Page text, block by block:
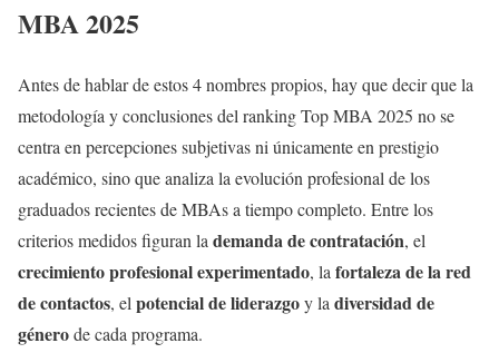
MBA 2025
Antes de hablar de estos 4 nombres propios, hay que decir que la
metodología y conclusiones del ranking Top MBA 2025 no se
centra en percepciones subjetivas ni únicamente en prestigio
académico, sino que analiza la evolución profesional de los
graduados recientes de MBAs a tiempo completo. Entre los
criterios medidos figuran la demanda de contratación, el
crecimiento profesional experimentado, la fortaleza de la red
de contactos, el potencial de liderazgoy la diversidad de
génerode cada programa.